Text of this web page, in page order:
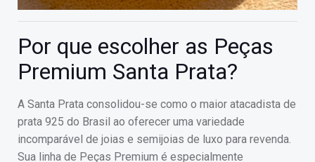
Por que escolher as Peças
Premium Santa Prata?
A Santa Prata consolidou-se como o maior atacadista de
prata 925 do Brasil ao oferecer uma variedade
incomparável de joias e semijoias de luxo para revenda.
Sua linha de Peças Premium é especialmente